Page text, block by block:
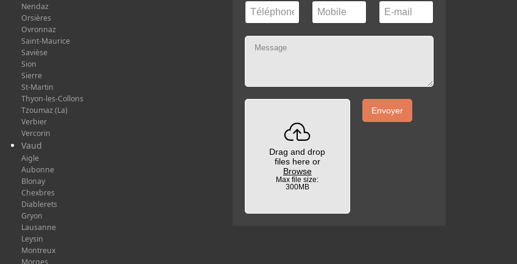
Nendaz
Orsières
Ovronnaz
Saint-Maurice
Savièse
Sion
Sierre
St-Martin
Thyon-les-Collons
Tzoumaz (La)
Verbier
Vercorin
Vaud
Aigle
Aubonne
Blonay
Chexbres
Diablerets
Gryon
Lausanne
Leysin
Montreux
Drag and drop
files here or
Browse
Max file size:
300MB
Envoyer